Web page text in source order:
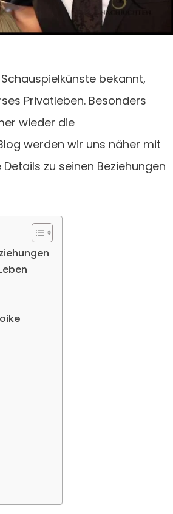
bekannt,
Privatleben. Besonders
wieder die
werden wir uns näher mit
zu seinen Beziehungen